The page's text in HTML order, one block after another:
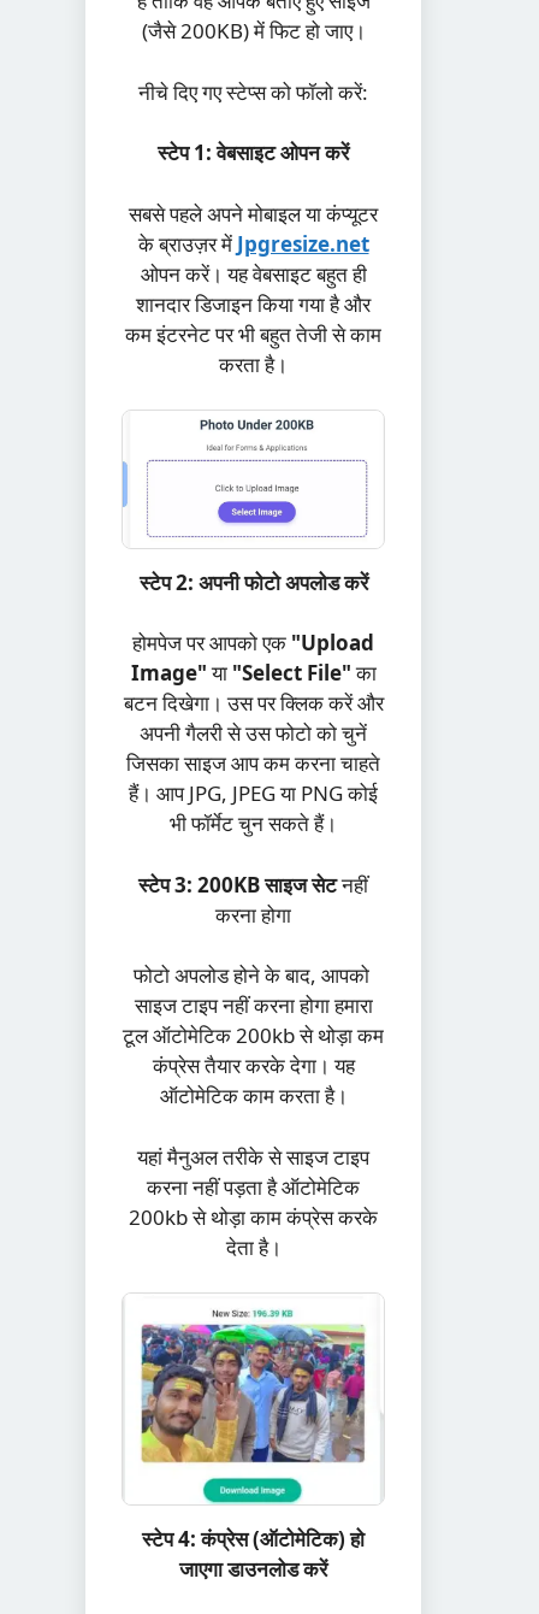
(जैसे 200KB) में फिट हो जाए।
​नीचे दिए गए स्टेप्स को फॉलो करें:
स्टेप 1: वेबसाइट ओपन करें
सबसे पहले अपने मोबाइल या कंप्यूटर
के ब्राउज़र में Jpgresize.net
ओपन करें। यह वेबसाइट बहुत ही
शानदार डिजाइन किया गया है और
कम इंटरनेट पर भी बहुत तेजी से काम
करता है।
स्टेप 2: अपनी फोटो अपलोड करें
होमपेज पर आपको एक "Upload
Image"या "Select File"का
बटन दिखेगा। उस पर क्लिक करें और
अपनी गैलरी से उस फोटो को चुनें
जिसका साइज आप कम करना चाहते
हैं। आप JPG, JPEG या PNG कोई
भी फॉर्मेट चुन सकते हैं।
स्टेप 3: 200KB साइज सेटनहीं
करना होगा
फोटो अपलोड होने के बाद, आपको
साइज टाइप नहीं करना होगा हमारा
टूल ऑटोमेटिक 200kb से थोड़ा कम
कंप्रेस तैयार करके देगा। यह
ऑटोमेटिक काम करता है।
यहां मैनुअल तरीके से साइज टाइप
करना नहीं पड़ता है ऑटोमेटिक
200kb से थोड़ा काम कंप्रेस करके
देता है।
स्टेप 4: कंप्रेस (ऑटोमेटिक) हो
जाएगा डाउनलोड करें